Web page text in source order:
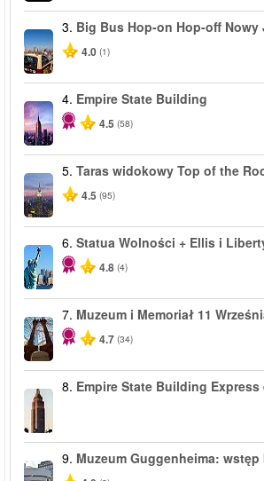
3. Big Bus Hop-on Hop-off Nowy
4.0 (1)
4. Empire State Building
4.5 (58)
5. Taras widokowy Top of the
4.5 (95)
6. Statua Wolności + Ellis i
4.8 (4)
7. Muzeum i Memoriał 11
4.7 (34)
8. Empire State Building Express
9. Muzeum Guggenheima: